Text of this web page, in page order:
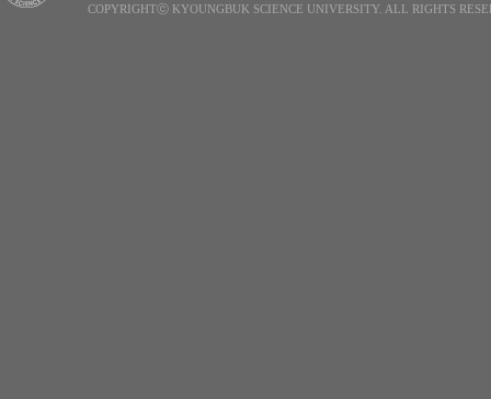
COPYRIGHTⓒ KYOUNGBUK SCIENCE UNIVERSITY. ALL RIGHTS